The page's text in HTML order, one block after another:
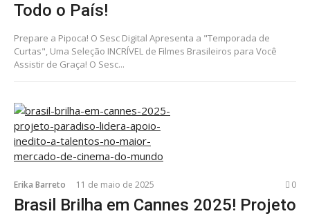
Todo o País!
Prepare a Pipoca! O Sesc Digital Apresenta a "Temporada de
Curtas", Uma Seleção INCRÍVEL de Filmes Brasileiros para Você
Assistir de Graça! O Sesc...
Erika Barreto 11 de maio de 2025 0
Brasil Brilha em Cannes 2025! Projeto